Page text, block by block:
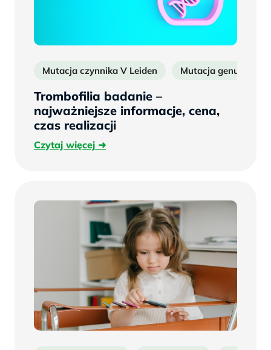
Mutacja czynnika V Leiden Mutacja genu
Trombofilia badanie –
najważniejsze informacje, cena,
czas realizacji
Czytaj więcejCzytaj